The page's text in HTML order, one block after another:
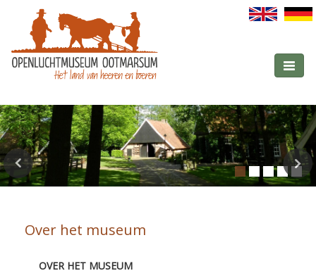
Toggle
Over het museum
OVER HET MUSEUM